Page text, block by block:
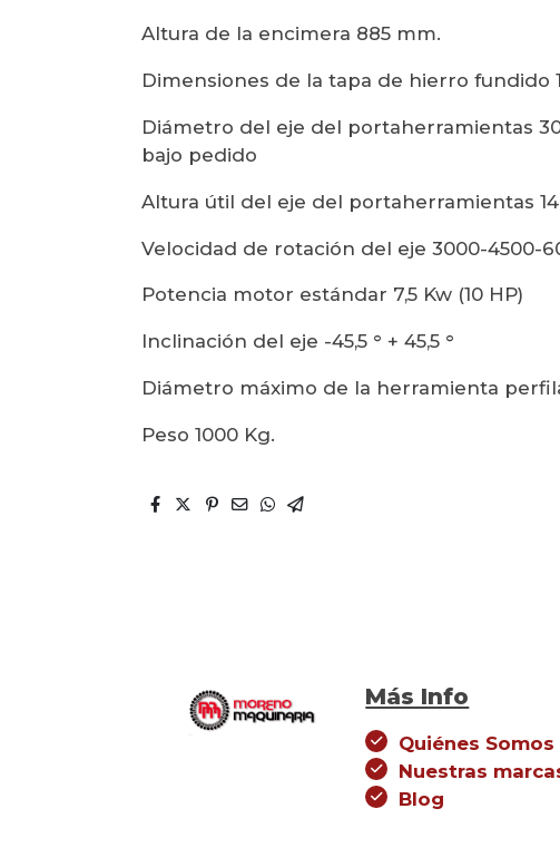
Altura de la encimera 885 mm.
Dimensiones de la tapa de hierro fundido
Diámetro del eje del portaherramientas
bajo pedido
Altura útil del eje del portaherramientas
Velocidad de rotación del eje 3000-4500-
Potencia motor estándar 7,5 Kw (10 HP)
Inclinación del eje -45,5 ° + 45,5 °
Diámetro máximo de la herramienta
Peso 1000 Kg.
Más Info
Quiénes Somos
Nuestras
Blog